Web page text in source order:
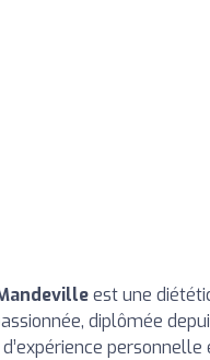
est une
diplômée